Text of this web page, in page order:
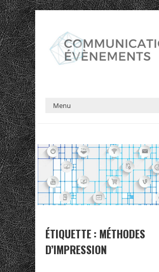
ÉTIQUETTE : MÉTHODES
D’IMPRESSION